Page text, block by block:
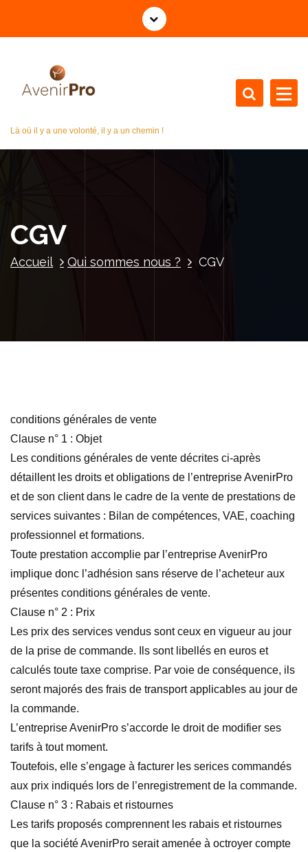
l
Là où il y a une volonté, il y a un chemin !
CGV
Accueil Qui sommes nous ? CGV
conditions générales de vente
Clause n° 1 : Objet
Les conditions générales de vente décrites ci-après
détaillent les droits et obligations de l’entreprise AvenirPro
et de son client dans le cadre de la vente de prestations de
services suivantes : Bilan de compétences, VAE, coaching
professionnel et formations.
Toute prestation accomplie par l’entreprise AvenirPro
implique donc l’adhésion sans réserve de l’acheteur aux
présentes conditions générales de vente.
Clause n° 2 : Prix
Les prix des services vendus sont ceux en vigueur au jour
de la prise de commande. Ils sont libellés en euros et
calculés toute taxe comprise. Par voie de conséquence, ils
seront majorés des frais de transport applicables au jour de
la commande.
L’entreprise AvenirPro s’accorde le droit de modifier ses
tarifs à tout moment.
Toutefois, elle s’engage à facturer les serices commandés
aux prix indiqués lors de l’enregistrement de la commande.
Clause n° 3 : Rabais et ristournes
Les tarifs proposés comprennent les rabais et ristournes
que la société AvenirPro serait amenée à octroyer compte